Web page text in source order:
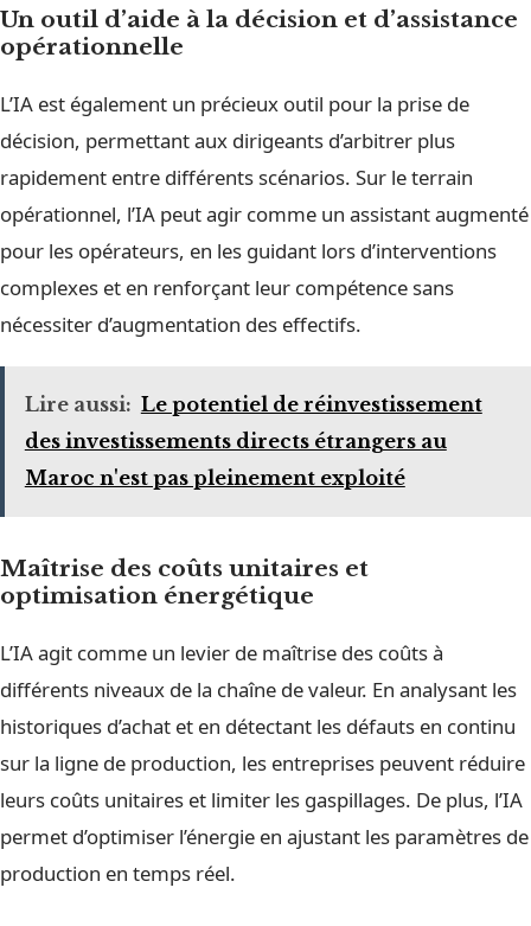
Un outil d’aide à la décision et d’assistance
opérationnelle
L’IA est également un précieux outil pour la prise de
décision, permettant aux dirigeants d’arbitrer plus
rapidement entre différents scénarios. Sur le terrain
opérationnel, l’IA peut agir comme un assistant augmenté
pour les opérateurs, en les guidant lors d’interventions
complexes et en renforçant leur compétence sans
nécessiter d’augmentation des effectifs.
Lire aussi: Le potentiel de réinvestissement
des investissements directs étrangers au
Maroc n'est pas pleinement exploité
Maîtrise des coûts unitaires et
optimisation énergétique
L’IA agit comme un levier de maîtrise des coûts à
différents niveaux de la chaîne de valeur. En analysant les
historiques d’achat et en détectant les défauts en continu
sur la ligne de production, les entreprises peuvent réduire
leurs coûts unitaires et limiter les gaspillages. De plus, l’IA
permet d’optimiser l’énergie en ajustant les paramètres de
production en temps réel.